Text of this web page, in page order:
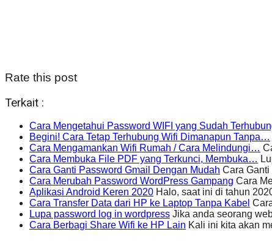
Rate this post
Terkait :
Cara Mengetahui Password WIFI yang Sudah
Begini! Cara Tetap Terhubung Wifi Dimanapun Tanpa…
Cara Mengamankan Wifi Rumah / Cara Melindungi…
Cara Membuka File PDF yang Terkunci, Membuka…
Cara Ganti Password Gmail Dengan Mudah Cara
Cara Merubah Password WordPress Gampang Cara
Aplikasi Android Keren 2020 Halo, saat ini di tahun
Cara Transfer Data dari HP ke Laptop Tanpa Kabel
Lupa password log in wordpress Jika anda seorang
Cara Berbagi Share Wifi ke HP Lain Kali ini kita akan